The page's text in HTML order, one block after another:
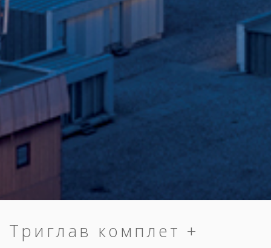
Триглав комплет +